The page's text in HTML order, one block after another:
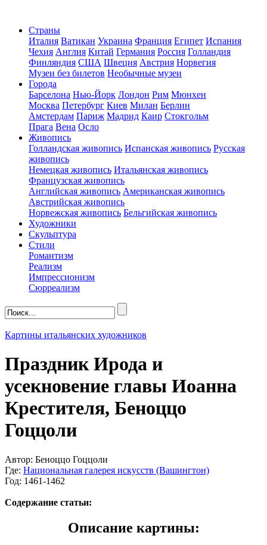
Страны
Италия Ватикан Украина Франция Египет Испания
Чехия Англия Китай Германия Россия Голландия
Финляндия США Швеция Австрия Норвегия
Музеи без билетов Необычные музеи
Города
Барселона Нью-Йорк Лондон Рим Мюнхен
Москва Петербург Киев Милан Берлин
Амстердам Париж Мадрид Каир Стокгольм
Прага Вена Осло
Живопись
Голландская живопись Испанская живопись Русская
живопись
Немецкая живопись Итальянская живопись
Французская живопись
Английская живопись Американская живопись
Австрийская живопись
Норвежская живопись Бельгийская живопись
Художники
Скульптура
Стили
Романтизм
Реализм
Импрессионизм
Сюрреализм
Картины итальянских художников
Праздник Ирода и
усекновение главы Иоанна
Крестителя, Беноццо
Гоццоли
Автор: Беноццо Гоццоли
Где: Национальная галерея искусств (Вашингтон)
Год: 1461-1462
Содержание статьи:
Описание картины: